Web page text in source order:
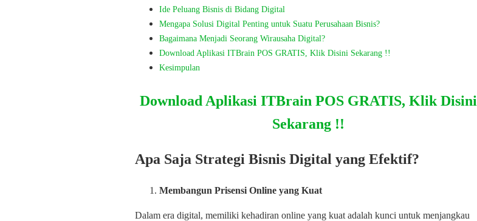
Ide Peluang Bisnis di Bidang Digital
Mengapa Solusi Digital Penting untuk Suatu Perusahaan Bisnis?
Bagaimana Menjadi Seorang Wirausaha Digital?
Download Aplikasi ITBrain POS GRATIS, Klik Disini Sekarang !!
Kesimpulan
Download Aplikasi ITBrain POS GRATIS, Klik Disini
Sekarang !!
Apa Saja Strategi Bisnis Digital yang Efektif?
Membangun Prisensi Online yang Kuat
Dalam era digital, memiliki kehadiran online yang kuat adalah kunci untuk menjangkau